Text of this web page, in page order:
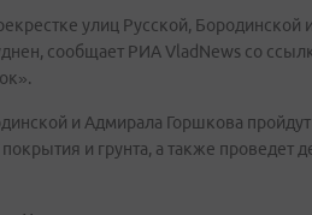
улиц Русской, Бородинской
сообщает РИА VladNews со
и Адмирала Горшкова пройдут
и грунта, а также проведет